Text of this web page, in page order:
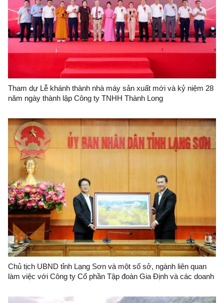
Tham dự Lễ khánh thành nhà máy sản xuất mới và kỷ niệm 28
năm ngày thành lập Công ty TNHH Thành Long
Chủ tịch UBND tỉnh Lạng Sơn và một số sở, ngành liên quan
làm việc với Công ty Cổ phần Tập đoàn Gia Định và các doanh